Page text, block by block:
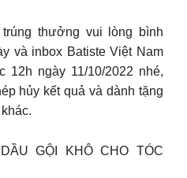
thưởng vui lòng bình
và inbox Batiste Việt Nam
12h ngày 11/10/2022 nhé,
hủy kết quả và dành tặng
GỘI KHÔ CHO TÓC